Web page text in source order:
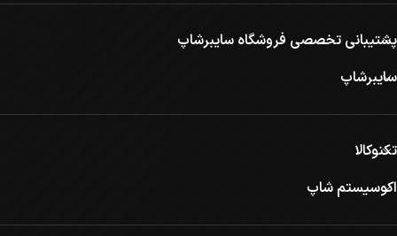
پشتیبانی تخصصی فروشگاه سایبرشاپ
سایبرشاپ
تکنوکالا
اکوسیستم شاپ